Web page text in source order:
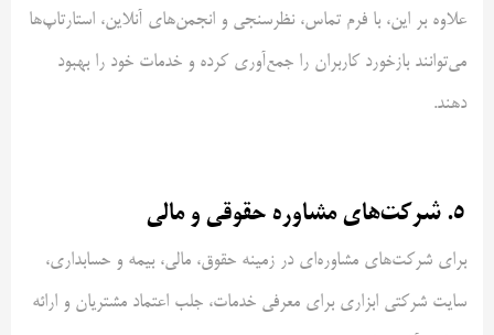
علاوه بر این، با فرم تماس، نظرسنجی و انجمن‌های آنلاین، استارتاپ‌ها
می‌توانند بازخورد کاربران را جمع‌آوری کرده و خدمات خود را بهبود
دهند.
5. شرکت‌های مشاوره حقوقی و مالی
برای شرکت‌های مشاوره‌ای در زمینه حقوق، مالی، بیمه و حسابداری،
سایت شرکتی ابزاری برای معرفی خدمات، جلب اعتماد مشتریان و ارائه